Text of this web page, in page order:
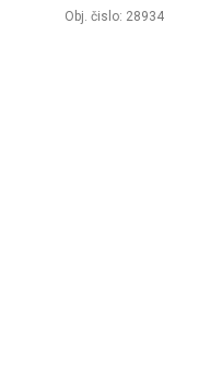
Obj. čislo: 28934